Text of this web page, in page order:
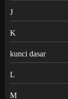
J
K
kunci dasar
L
M